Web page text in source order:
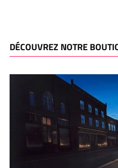
DÉCOUVREZ NOTRE